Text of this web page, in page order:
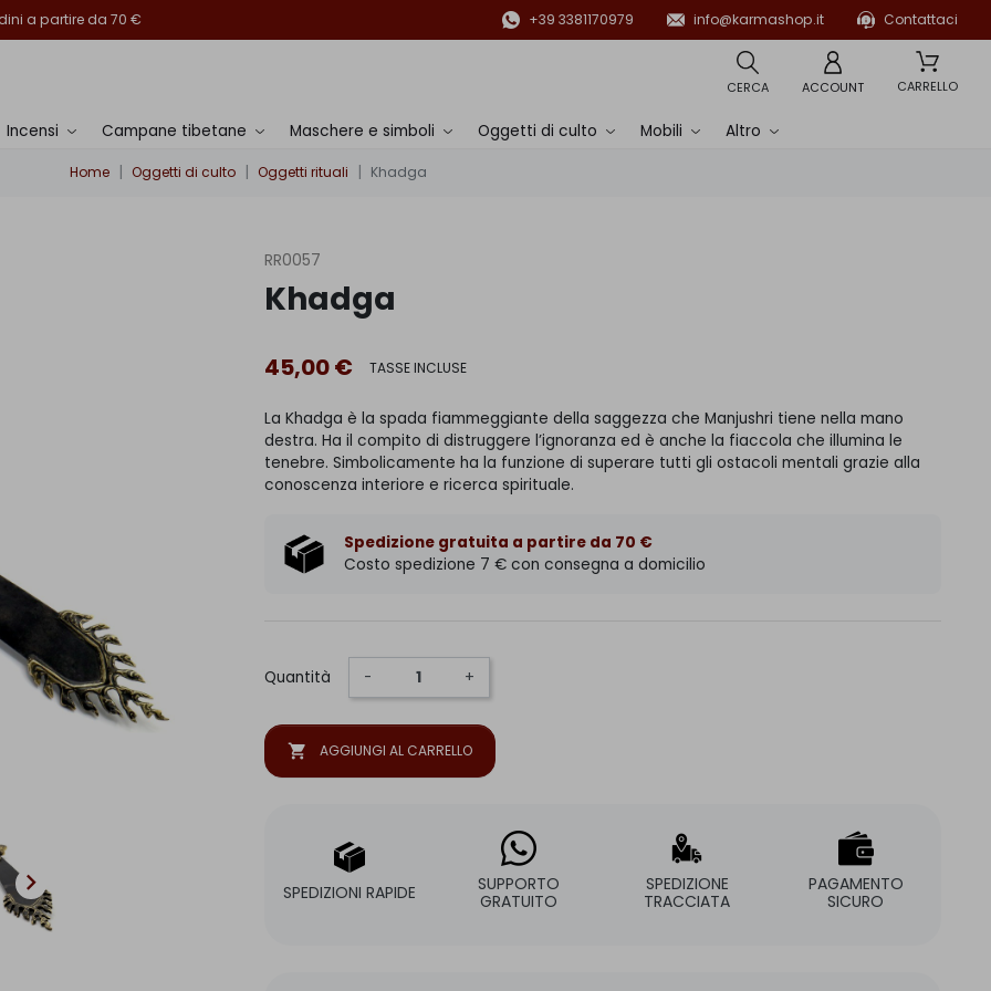
a partire da 70 € +39 3381170979 info@karmashop.it Contattaci
CERCA ACCOUNT CARRELLO
Incensi Campane tibetane Maschere e simboli Oggetti di culto Mobili Altro
Home Oggetti di culto Oggetti rituali Khadga

RR0057
Khadga
45,00 € TASSE INCLUSE
La Khadga è la spada fiammeggiante della saggezza che Manjushri tiene nella mano
destra. Ha il compito di distruggere l’ignoranza ed è anche la fiaccola che illumina le
tenebre. Simbolicamente ha la funzione di superare tutti gli ostacoli mentali grazie alla
conoscenza interiore e ricerca spirituale.
Spedizione gratuita a partire da 70 €
Costo spedizione 7 € con consegna a domicilio
Quantità - +
shopping_cart AGGIUNGI AL CARRELLO
SPEDIZIONI RAPIDE
SUPPORTO
GRATUITO
SPEDIZIONE
TRACCIATA
PAGAMENTO
SICURO